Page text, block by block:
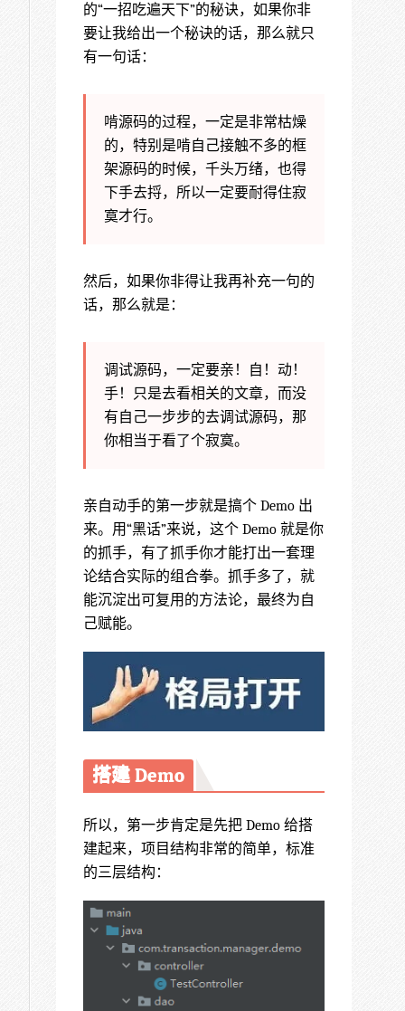
的“一招吃遍天下”的秘诀，如果你非
要让我给出一个秘诀的话，那么就只
有一句话：
啃源码的过程，一定是非常枯燥
的，特别是啃自己接触不多的框
架源码的时候，千头万绪，也得
下手去捋，所以一定要耐得住寂
寞才行。
然后，如果你非得让我再补充一句的
话，那么就是：
调试源码，一定要亲！自！动！
手！只是去看相关的文章，而没
有自己一步步的去调试源码，那
你相当于看了个寂寞。
亲自动手的第一步就是搞个 Demo 出
来。用“黑话”来说，这个 Demo 就是你
的抓手，有了抓手你才能打出一套理
论结合实际的组合拳。抓手多了，就
能沉淀出可复用的方法论，最终为自
己赋能。
搭建 Demo
所以，第一步肯定是先把 Demo 给搭
建起来，项目结构非常的简单，标准
的三层结构：